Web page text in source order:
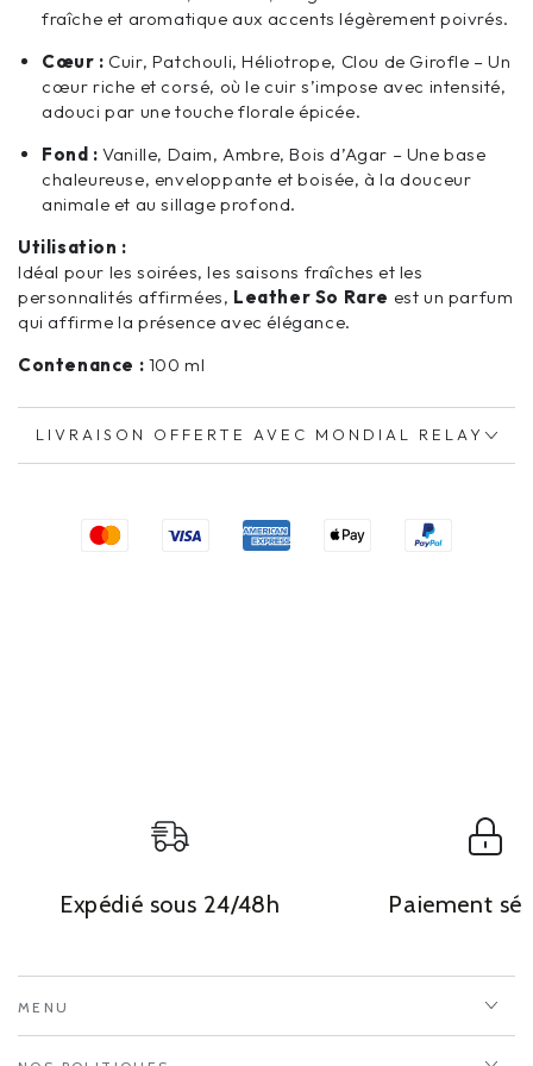
fraîche et aromatique aux accents légèrement poivrés.
Cœur : Cuir, Patchouli, Héliotrope, Clou de Girofle – Un
cœur riche et corsé, où le cuir s’impose avec intensité,
adouci par une touche florale épicée.
Fond : Vanille, Daim, Ambre, Bois d’Agar – Une base
chaleureuse, enveloppante et boisée, à la douceur
animale et au sillage profond.
Utilisation :
Idéal pour les soirées, les saisons fraîches et les
personnalités affirmées, Leather So Rare est un parfum
qui affirme la présence avec élégance.
Contenance : 100 ml
LIVRAISON OFFERTE AVEC MONDIAL RELAY
Expédié sous 24/48h Paiement
MENU